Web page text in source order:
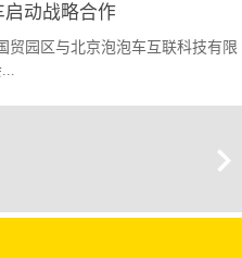
动战略合作
贸园区与北京泡泡车互联科技有限